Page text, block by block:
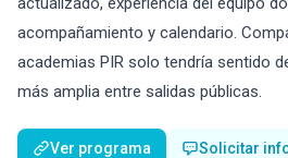
acompañamiento y calendario.
academias PIR solo tendría sentido
más amplia entre salidas públicas.
Ver programa Solicitar